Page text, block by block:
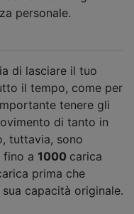
personale.
di lasciare il tuo
il tempo, come per
tenere gli
di tanto in
tuttavia, sono
a 1000 carica
prima che
sua capacità originale.